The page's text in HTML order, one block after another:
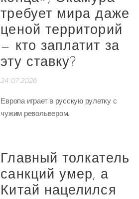
требует мира даже
ценой территорий
— кто заплатит за
эту ставку?
24.07.2026
Европа играет в русскую рулетку с
чужим револьвером.
Главный толкатель
санкций умер, а
Китай нацелился